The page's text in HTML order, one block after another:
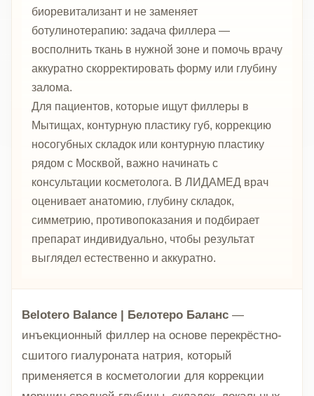
биоревитализант и не заменяет
ботулинотерапию: задача филлера —
восполнить ткань в нужной зоне и помочь врачу
аккуратно скорректировать форму или глубину
залома.
Для пациентов, которые ищут филлеры в
Мытищах, контурную пластику губ, коррекцию
носогубных складок или контурную пластику
рядом с Москвой, важно начинать с
консультации косметолога. В ЛИДАМЕД врач
оценивает анатомию, глубину складок,
симметрию, противопоказания и подбирает
препарат индивидуально, чтобы результат
выглядел естественно и аккуратно.
Belotero Balance | Белотеро Баланс —
инъекционный филлер на основе перекрёстно-
сшитого гиалуроната натрия, который
применяется в косметологии для коррекции